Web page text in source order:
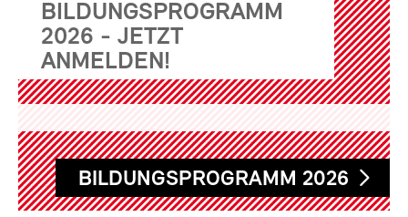
BILDUNGSPROGRAMM
2026 - JETZT
ANMELDEN!
BILDUNGSPROGRAMM 2026